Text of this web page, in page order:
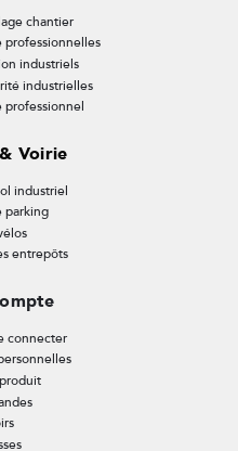
chantier
professionnelles
industriels
industrielles
professionnel
Voirie
industriel
parking
entrepôts
connecter